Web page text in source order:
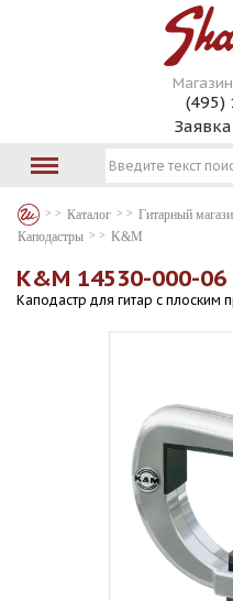
(495)
Каталог Гитарный
Каподастры
K&M
K&M 14530-000-06
Каподастр для гитар с